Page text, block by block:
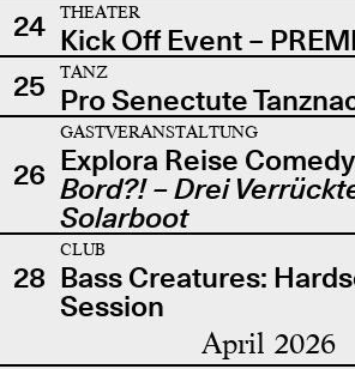
24
THEATER
Kick Off Event –
25
TANZ
Pro Senectute
26
GASTVERANSTALTUNG
Explora Reise
Bord?! – Drei
Solarboot
28
CLUB
Bass Creatures:
Session
April 2026